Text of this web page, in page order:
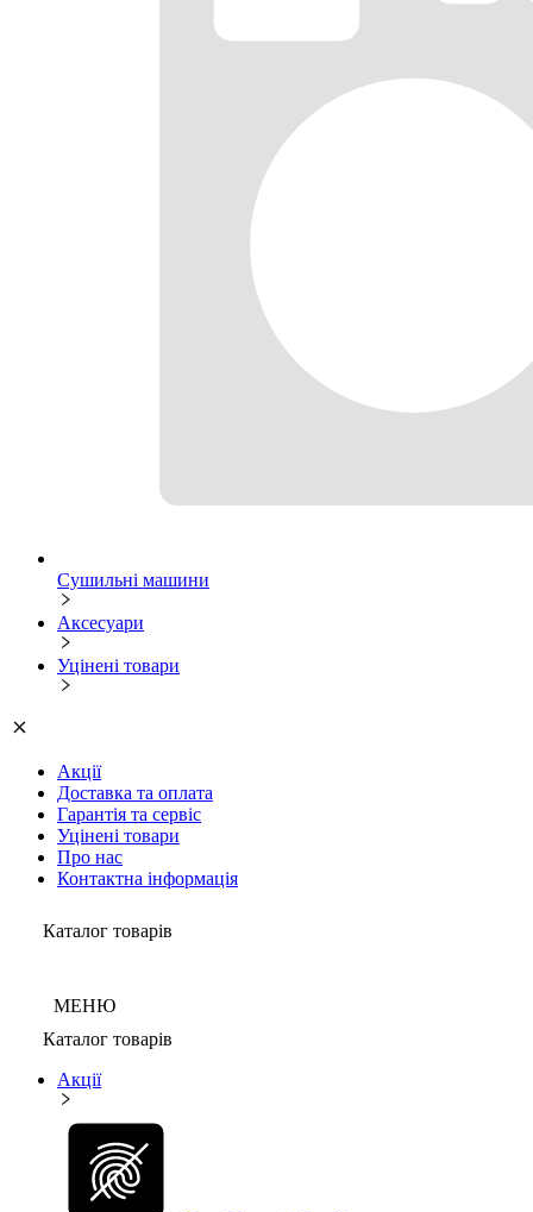
Сушильні машини
Аксесуари
Уцінені товари
Акції
Доставка та оплата
Гарантія та сервіс
Уцінені товари
Про нас
Контактна інформація
Каталог товарів
МЕНЮ
Каталог товарів
Акції